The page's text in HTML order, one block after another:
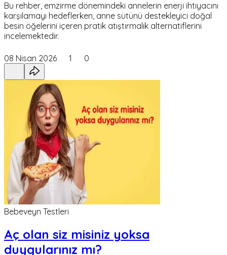
Bu rehber, emzirme dönemindeki annelerin enerji ihtiyacını
karşılamayı hedeflerken, anne sütünü destekleyici doğal
besin öğelerini içeren pratik atıştırmalık alternatiflerini
incelemektedir.
08 Nisan 2026 1 0
Bebeveyn Testleri
Aç olan siz misiniz yoksa
duygularınız mı?